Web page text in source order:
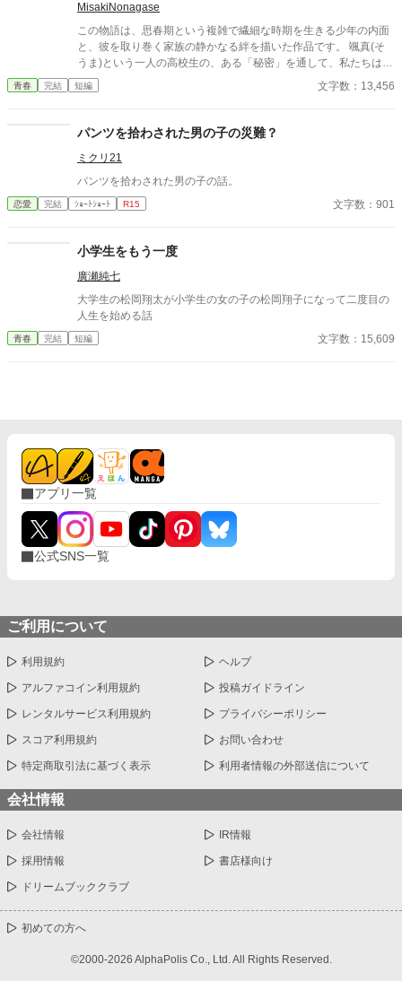
なからず社会規範に反していることは理解しているが、ママとの
甘美な繋がりは解消できずに戸惑いながらも続く「ママと中学生
の僕」の営みを描いてみました。
MisakiNonagase
この物語は、思春期という複雑で繊細な時期を生きる少年の内面
と、彼を取り巻く家族の静かなる絆を描いた作品です。 颯真(そ
うま)という一人の高校生の、ある「秘密」を通して、私たちは成
長の過程で誰もが抱くかもしれない戸惑い、罪悪感、そしてそれ
らを包み込む家族の無言の理解に触れます。 物語は、現在の颯真
ます。そこで明らかになるのは、彼がかつて母親の下着に対して
抱いた抑えがたい好奇心と、それに伴う一連の行為です。それは
彼自身が「歪んだ」と感じる過去の断片であり、深い恥ずかしさ
と自己嫌悪を伴う記憶です。 しかし、この物語の核心は、単なる
はず」の母親が、なぜ一言も問い詰めず、誰にも告げず、ただ静
優しさが横たわっています。 センシティブな題材を、露骨な描写
や扇情的な表現に頼ることなく、あくまで颯真の内省的な視点か
を共有しながら、同時に、彼を破綻から救った「沈黙の救済」の
重みと温かさを感じ取ることでしょう。 これは、一つの過ちと、
その赦しについての物語です。また、成長とは時に恥ずかしい過
青春 完結 短編 文字数：13,456
パンツを拾わされた男の子の災難？
ミクリ21
パンツを拾わされた男の子の話。
恋愛 完結 ｼｮｰﾄｼｮｰﾄ R15 文字数：901
小学生をもう一度
廣瀬純七
大学生の松岡翔太が小学生の女の子の松岡翔子になって二度目の
人生を始める話
青春 完結 短編 文字数：15,609
アプリ一覧
公式SNS一覧
ご利用について
利用規約 ヘルプ
アルファコイン利用規約 投稿ガイドライン
レンタルサービス利用規約 プライバシーポリシー
スコア利用規約 お問い合わせ
特定商取引法に基づく表示 利用者情報の外部送信について
会社情報
会社情報 IR情報
採用情報 書店様向け
ドリームブッククラブ
初めての方へ
©2000-2026 AlphaPolis Co., Ltd. All Rights Reserved.